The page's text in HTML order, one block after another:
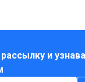
- Китай.
и